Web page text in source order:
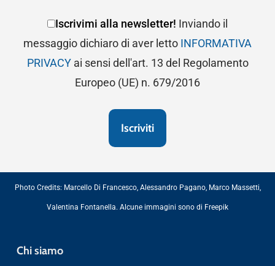
Iscrivimi alla newsletter! Inviando il
messaggio dichiaro di aver letto INFORMATIVA
PRIVACYai sensi dell'art. 13 del Regolamento
Europeo (UE) n. 679/2016
Photo Credits: Marcello Di Francesco, Alessandro Pagano, Marco Massetti,
Valentina Fontanella. Alcune immagini sono di Freepik
Chi siamo